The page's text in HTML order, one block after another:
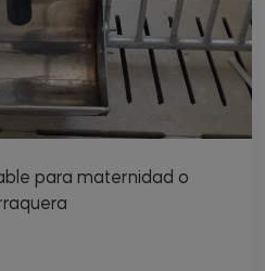
para maternidad o